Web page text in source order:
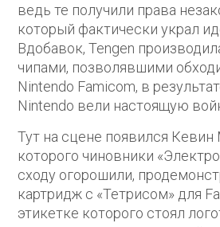
ведь те получили права
который фактически украл
Вдобавок, Tengen
чипами, позволявшими
Nintendo Famicom, в
Nintendo вели настоящую
Тут на сцене появился
которого чиновники
сходу огорошили,
картридж с «Тетрисом» для
этикетке которого стоял